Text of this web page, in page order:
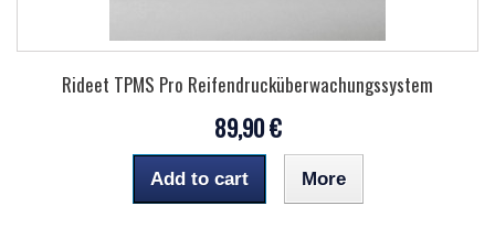
Rideet TPMS Pro Reifendrucküberwachungssystem
89,90 €
Add to cart More